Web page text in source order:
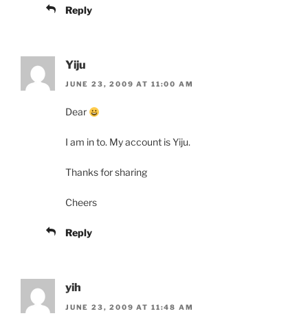
Reply
Yiju
JUNE 23, 2009 AT 11:00 AM
Dear
I am in to. My account is Yiju.
Thanks for sharing
Cheers
Reply
yih
JUNE 23, 2009 AT 11:48 AM